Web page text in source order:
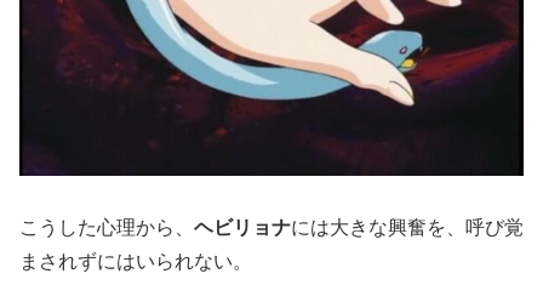
こうした心理から、 ヘビリョナには大きな興奮を、呼び覚
まされずにはいられない。